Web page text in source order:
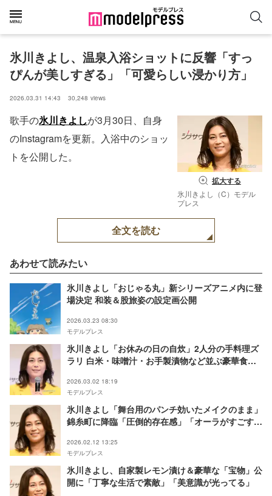
氷川きよし、温泉入浴ショットに反響「すっ
ぴんが美しすぎる」「可愛らしい浸かり方」
2026.03.31 14:43 30,248 views
拡大する
氷川きよし（C）モデル
プレス
歌手の氷川きよしが3月30日、自身
のInstagramを更新。入浴中のショッ
トを公開した。
全文を読む
あわせて読みたい
氷川きよし「おじゃる丸」新シリーズアニメ内に登
場決定 和装＆股旅姿の設定画公開
2026.03.23 08:30
モデルプレス
氷川きよし「お休みの日の自炊」2人分の手料理ズ
ラリ 白米・味噌汁・お手製漬物など並ぶ豪華食卓
と」
2026.03.02 18:19
モデルプレス
氷川きよし「舞台用のパンチ効いたメイクのまま」
錦糸町に降臨「圧倒的存在感」「オーラがすごすぎ
2026.02.12 13:25
モデルプレス
氷川きよし、自家製レモン漬け＆豪華な「宝物」公
開に「丁寧な生活で素敵」「美意識が光ってる」